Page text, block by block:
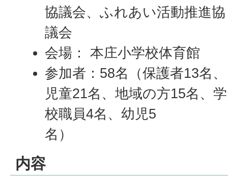
協議会、ふれあい活動推進協
議会
会場： 本庄小学校体育館
参加者：58名（保護者13名、
児童21名、地域の方15名、学
校職員4名、幼児5
名）
内容